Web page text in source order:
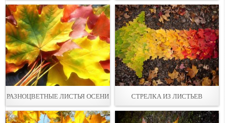
РАЗНОЦВЕТНЫЕ ЛИСТЬЯ ОСЕНИ СТРЕЛКА ИЗ ЛИСТЬЕВ